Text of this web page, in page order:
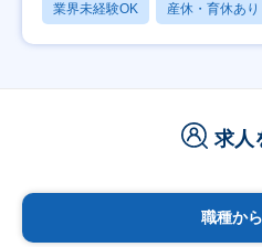
業界未経験OK 産休・育休あり
求人
職種か